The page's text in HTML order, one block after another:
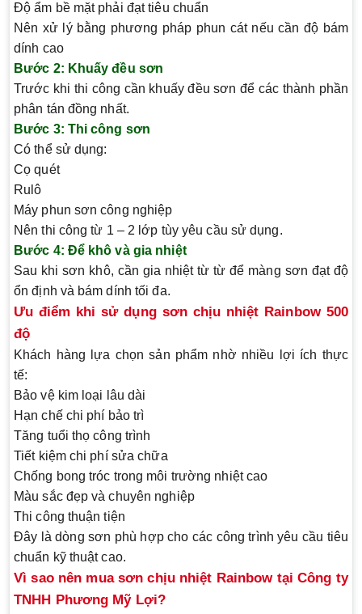
Độ ẩm bề mặt phải đạt tiêu chuẩn
Nên xử lý bằng phương pháp phun cát nếu cần độ bám
dính cao
Bước 2: Khuấy đều sơn
Trước khi thi công cần khuấy đều sơn để các thành phần
phân tán đồng nhất.
Bước 3: Thi công sơn
Có thể sử dụng:
Cọ quét
Rulô
Máy phun sơn công nghiệp
Nên thi công từ 1 – 2 lớp tùy yêu cầu sử dụng.
Bước 4: Để khô và gia nhiệt
Sau khi sơn khô, cần gia nhiệt từ từ để màng sơn đạt độ
ổn định và bám dính tối đa.
Ưu điểm khi sử dụng sơn chịu nhiệt Rainbow 500
độ
Khách hàng lựa chọn sản phẩm nhờ nhiều lợi ích thực
tế:
Bảo vệ kim loại lâu dài
Hạn chế chi phí bảo trì
Tăng tuổi thọ công trình
Tiết kiệm chi phí sửa chữa
Chống bong tróc trong môi trường nhiệt cao
Màu sắc đẹp và chuyên nghiệp
Thi công thuận tiện
Đây là dòng sơn phù hợp cho các công trình yêu cầu tiêu
chuẩn kỹ thuật cao.
Vì sao nên mua sơn chịu nhiệt Rainbow tại Công ty
TNHH Phương Mỹ Lợi?